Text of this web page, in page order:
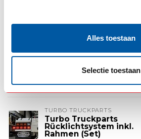
Alles toestaan
Selectie toestaan
TTP Frame
Heckstoßstange mit
Halterungen (Edelstahl)
Auf Lager
TURBO TRUCKPARTS
Turbo Truckparts
Rücklichtsystem inkl.
Rahmen (Set)